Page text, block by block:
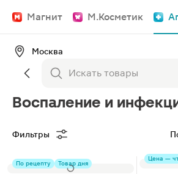
Магнит М.Косметик
Москва
Воспаление и
Фильтры
По рецепту Товар дня
Цена —